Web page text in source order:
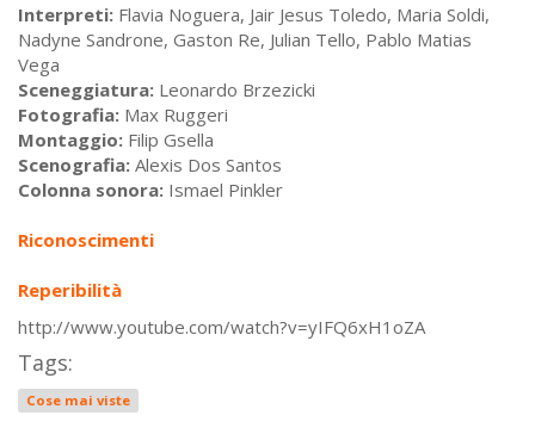
Interpreti: Flavia Noguera, Jair Jesus Toledo, Maria Soldi,
Nadyne Sandrone, Gaston Re, Julian Tello, Pablo Matias
Vega
Sceneggiatura: Leonardo Brzezicki
Fotografia: Max Ruggeri
Montaggio: Filip Gsella
Scenografia: Alexis Dos Santos
Colonna sonora: Ismael Pinkler
Riconoscimenti
Reperibilità
http://www.youtube.com/watch?v=yIFQ6xH1oZA
Tags:
Cose mai viste